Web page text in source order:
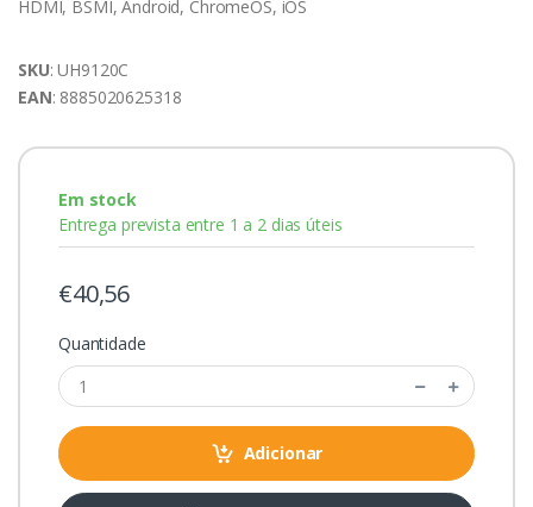
HDMI, BSMI, Android, ChromeOS, iOS
SKU: UH9120C
EAN: 8885020625318
Em stock
Entrega prevista entre 1 a 2 dias úteis
€40,56
Quantidade
Adicionar